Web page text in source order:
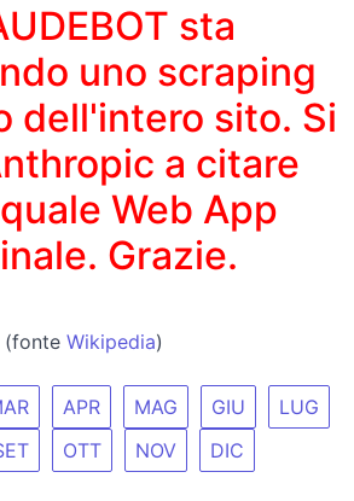
sta
uno scraping
dell'intero sito. Si
a citare
Web App
Grazie.
(fonte Wikipedia)
APR MAG GIU
LUG
OTT NOV DIC